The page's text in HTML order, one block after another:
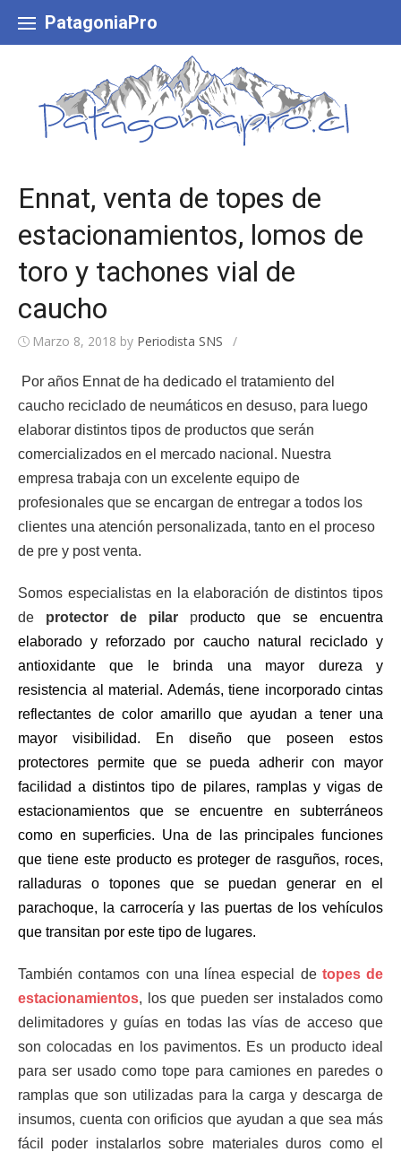
content
PatagoniaPro
Ennat, venta de topes de
estacionamientos, lomos de
toro y tachones vial de
caucho
Marzo 8, 2018 by Periodista SNS /
Por años Ennat de ha dedicado el tratamiento del
caucho reciclado de neumáticos en desuso, para luego
elaborar distintos tipos de productos que serán
comercializados en el mercado nacional. Nuestra
empresa trabaja con un excelente equipo de
profesionales que se encargan de entregar a todos los
clientes una atención personalizada, tanto en el proceso
de pre y post venta.
Somos especialistas en la elaboración de distintos tipos
de protector de pilar producto que se encuentra
elaborado y reforzado por caucho natural reciclado y
antioxidante que le brinda una mayor dureza y
resistencia al material. Además, tiene incorporado cintas
reflectantes de color amarillo que ayudan a tener una
mayor visibilidad. En diseño que poseen estos
protectores permite que se pueda adherir con mayor
facilidad a distintos tipo de pilares, ramplas y vigas de
estacionamientos que se encuentre en subterráneos
como en superficies. Una de las principales funciones
que tiene este producto es proteger de rasguños, roces,
ralladuras o topones que se puedan generar en el
parachoque, la carrocería y las puertas de los vehículos
que transitan por este tipo de lugares.
También contamos con una línea especial de topes de
estacionamientos, los que pueden ser instalados como
delimitadores y guías en todas las vías de acceso que
son colocadas en los pavimentos. Es un producto ideal
para ser usado como tope para camiones en paredes o
ramplas que son utilizadas para la carga y descarga de
insumos, cuenta con orificios que ayudan a que sea más
fácil poder instalarlos sobre materiales duros como el